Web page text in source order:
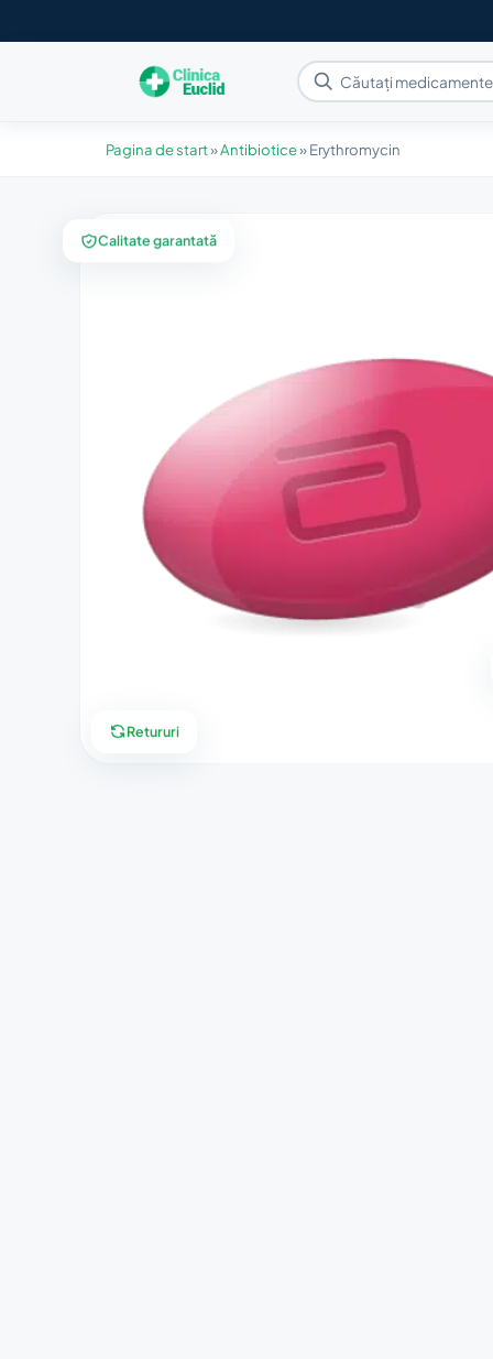
Pagina de start»Antibiotice»Erythromycin
Calitate garantată
Retururi